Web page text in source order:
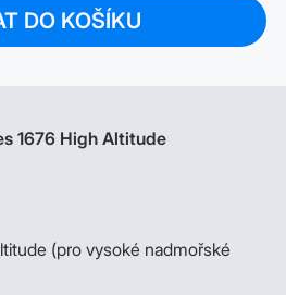
DO KOŠÍKU
1676 High Altitude
(pro vysoké nadmořské